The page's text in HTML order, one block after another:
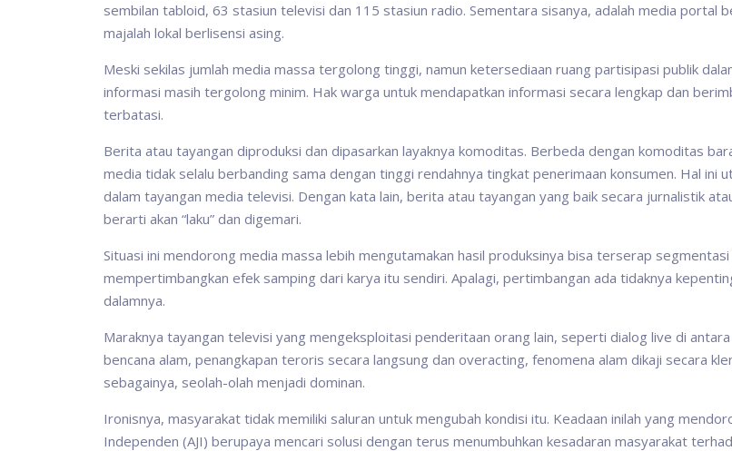
sembilan tabloid, 63 stasiun televisi dan 115 stasiun radio. Sementara sisanya, adalah media portal
majalah lokal berlisensi asing.
Meski sekilas jumlah media massa tergolong tinggi, namun ketersediaan ruang partisipasi publik
informasi masih tergolong minim. Hak warga untuk mendapatkan informasi secara lengkap dan
terbatasi.
Berita atau tayangan diproduksi dan dipasarkan layaknya komoditas. Berbeda dengan komoditas
media tidak selalu berbanding sama dengan tinggi rendahnya tingkat penerimaan konsumen. Hal ini
dalam tayangan media televisi. Dengan kata lain, berita atau tayangan yang baik secara jurnalistik
berarti akan “laku” dan digemari.
Situasi ini mendorong media massa lebih mengutamakan hasil produksinya bisa terserap
mempertimbangkan efek samping dari karya itu sendiri. Apalagi, pertimbangan ada tidaknya
dalamnya.
Maraknya tayangan televisi yang mengeksploitasi penderitaan orang lain, seperti dialog live di
bencana alam, penangkapan teroris secara langsung dan overacting, fenomena alam dikaji secara
sebagainya, seolah-olah menjadi dominan.
Ironisnya, masyarakat tidak memiliki saluran untuk mengubah kondisi itu. Keadaan inilah yang
Independen (AJI) berupaya mencari solusi dengan terus menumbuhkan kesadaran masyarakat